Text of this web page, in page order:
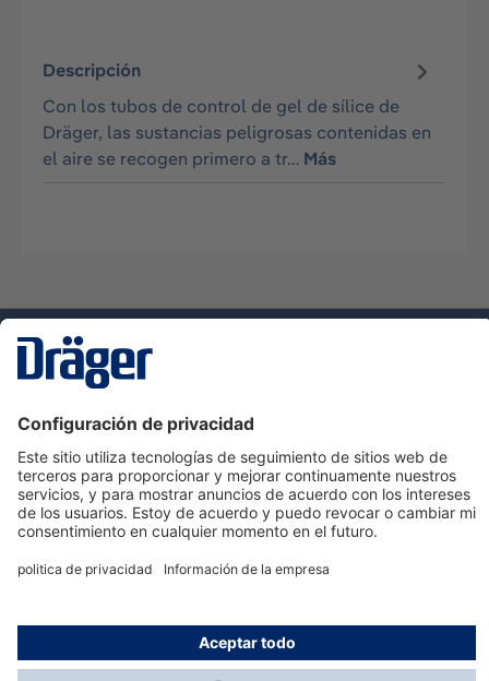
Descripción
Con los tubos de control de gel de sílice de
Dräger, las sustancias peligrosas contenidas en
el aire se recogen primero a tr… Más
Servicio de atención al cliente de Dräger
Ayuda
Información
© Dräger Hispania S.A.U., 2024